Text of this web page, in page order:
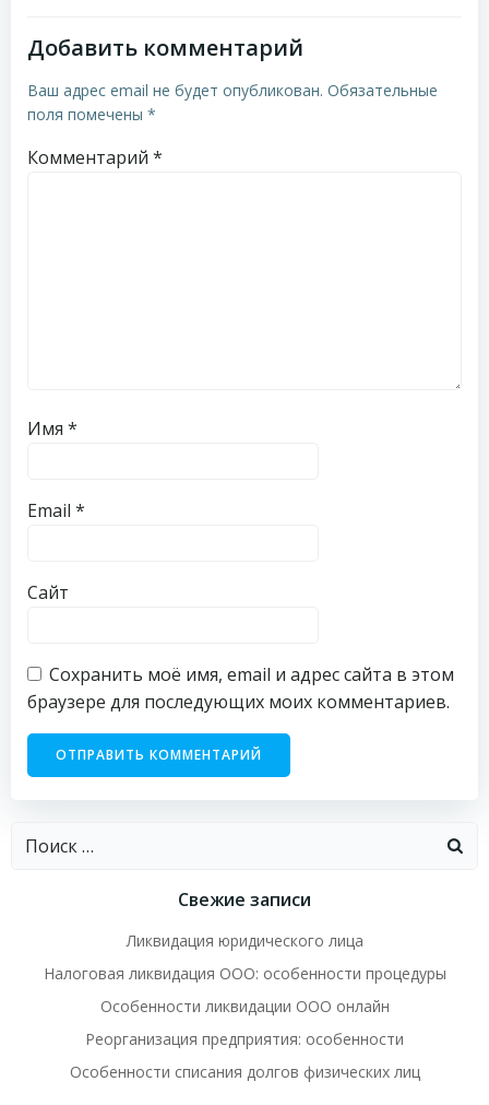
Добавить комментарий
Ваш адрес email не будет опубликован. Обязательные
поля помечены *
Комментарий *
Имя *
Email *
Сайт
Сохранить моё имя, email и адрес сайта в этом
браузере для последующих моих комментариев.
Найти:
Свежие записи
Ликвидация юридического лица
Налоговая ликвидация ООО: особенности процедуры
Особенности ликвидации ООО онлайн
Реорганизация предприятия: особенности
Особенности списания долгов физических лиц